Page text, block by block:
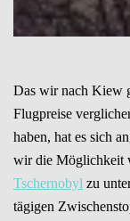
Das wir nach Kiew
Flugpreise
haben, hat es sich
wir die Möglichkeit
Tschernobyl zu
tägigen